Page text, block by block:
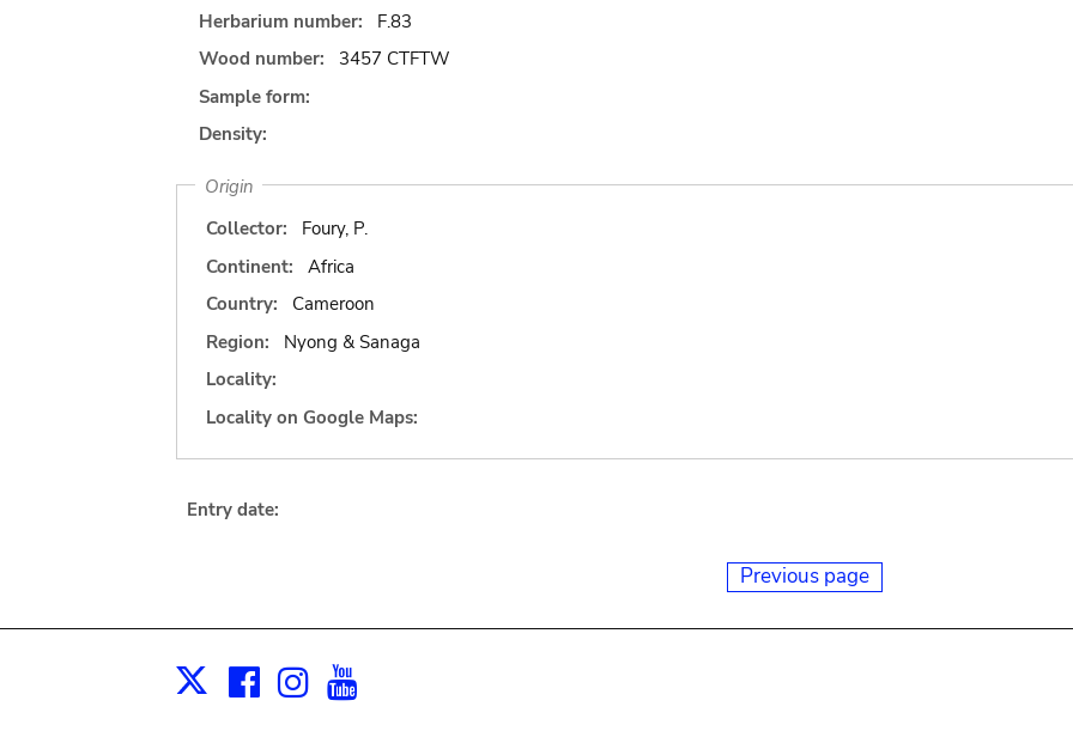
Herbarium number:
F.83
Wood number:
3457 CTFTW
Sample form:
Density:
Origin
Collector:
Foury, P.
Continent:
Africa
Country:
Cameroon
Region:
Nyong & Sanaga
Locality:
Locality on Google Maps:
Entry date:
Previous page
X Facebook
Instagram